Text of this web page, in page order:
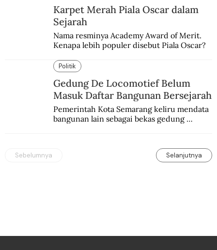
Karpet Merah Piala Oscar dalam
Sejarah
Nama resminya Academy Award of Merit.
Kenapa lebih populer disebut Piala Oscar?
Politik
Gedung De Locomotief Belum
Masuk Daftar Bangunan Bersejarah
Pemerintah Kota Semarang keliru mendata
bangunan lain sebagai bekas gedung
Sebelumnya Selanjutnya